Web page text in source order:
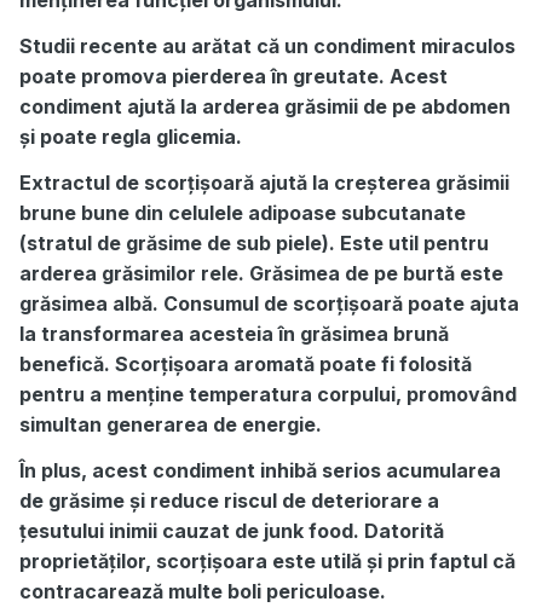
Studii recente au arătat că un condiment miraculos
poate promova pierderea în greutate. Acest
condiment ajută la arderea grăsimii de pe abdomen
și poate regla glicemia.
Extractul de scorțișoară ajută la creșterea grăsimii
brune bune din celulele adipoase subcutanate
(stratul de grăsime de sub piele). Este util pentru
arderea grăsimilor rele. Grăsimea de pe burtă este
grăsimea albă. Consumul de scorțișoară poate ajuta
la transformarea acesteia în grăsimea brună
benefică. Scorțișoara aromată poate fi folosită
pentru a menține temperatura corpului, promovând
simultan generarea de energie.
În plus, acest condiment inhibă serios acumularea
de grăsime și reduce riscul de deteriorare a
țesutului inimii cauzat de junk food. Datorită
proprietăților, scorțișoara este utilă și prin faptul că
contracarează multe boli periculoase.